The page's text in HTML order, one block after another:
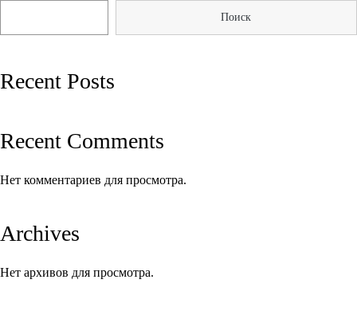
записям
Поиск
Recent Posts
Recent Comments
Нет комментариев для просмотра.
Archives
Нет архивов для просмотра.